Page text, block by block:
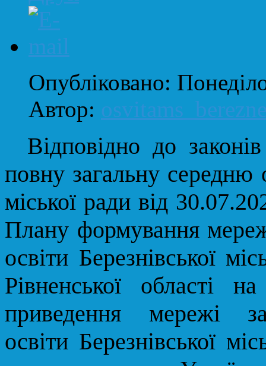
Опубліковано:
Автор:
Відповідно до
повну загальну середню
міської ради від
Плану формування
освіти Березнівської
Рівненської області
приведення мережі
освіти Березнівської